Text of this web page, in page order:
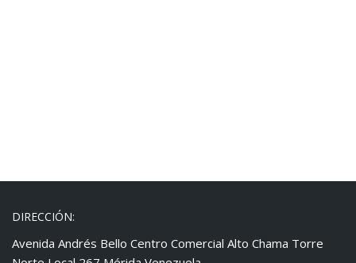
DIRECCIÓN:
Avenida Andrés Bello Centro Comercial Alto Chama Torre